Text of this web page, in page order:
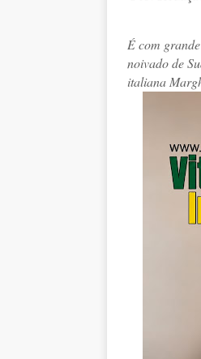
É com
noivado de
italiana